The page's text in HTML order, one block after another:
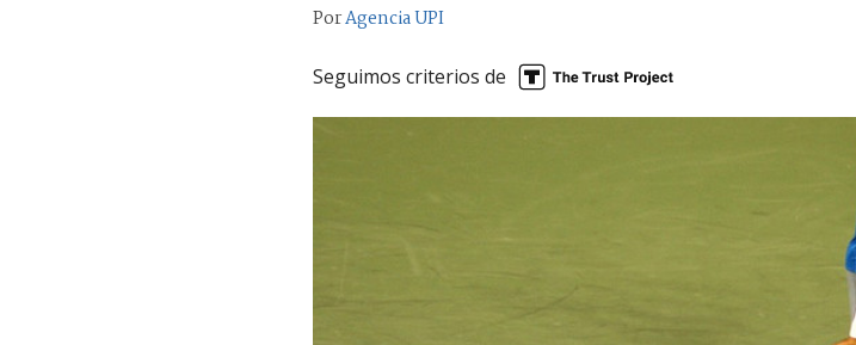
PorAgencia UPI
Seguimos criterios de